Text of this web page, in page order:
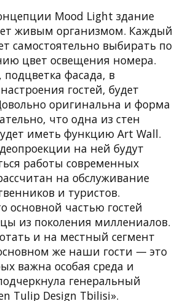
Mood Light здание
живым организмом. Каждый
самостоятельно выбирать по
цвет освещения номера.
подцветка фасада, в
гостей, будет
оригинальна и форма
что одна из стен
иметь функцию Art Wall.
на ней будут
работы современных
на обслуживание
и туристов.
основной частью гостей
из поколения миллениалов.
и на местный сегмент
же наши гости — это
важна особая среда и
генеральный
Tulip Design Tbilisi».